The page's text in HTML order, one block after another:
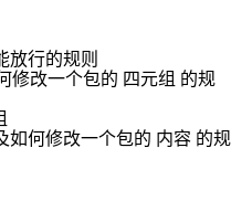
放行的规则
修改一个包的 四元组 的规
如何修改一个包的 内容 的规